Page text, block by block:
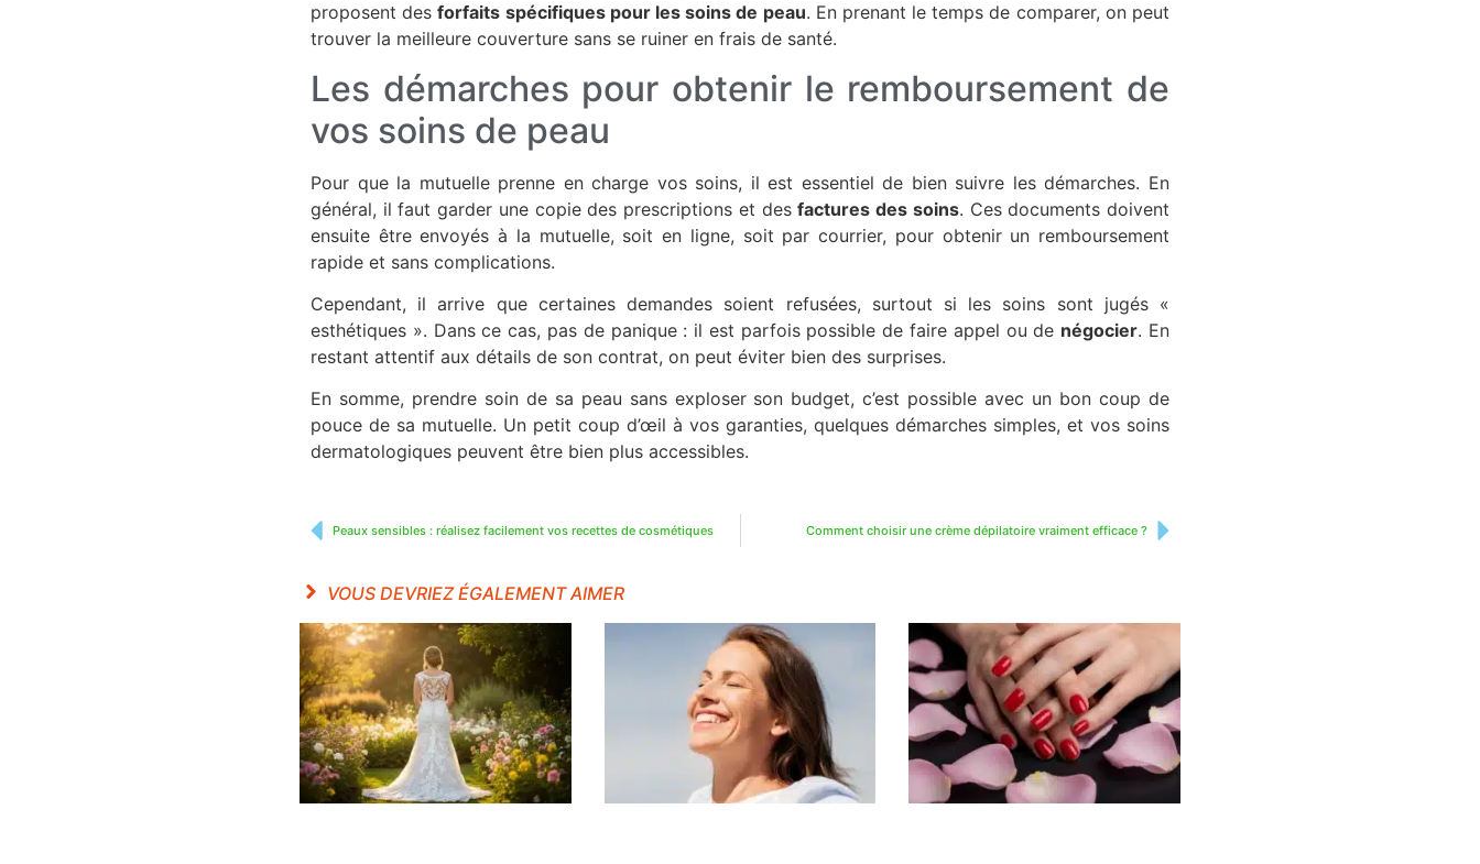
proposent desforfaits spécifiques pour les soins de peau. En prenant le temps de comparer, on peut
trouver la meilleure couverture sans se ruiner en frais de santé.
Les démarches pour obtenir le remboursement de
vos soins de peau
Pour que la mutuelle prenne en charge vos soins, il est essentiel de bien suivre les démarches. En
général, il faut garder une copie des prescriptions et desfactures des soins. Ces documents doivent
ensuite être envoyés à la mutuelle, soit en ligne, soit par courrier, pour obtenir un remboursement
rapide et sans complications.
Cependant, il arrive que certaines demandes soient refusées, surtout si les soins sont jugés «
esthétiques ». Dans ce cas, pas de panique : il est parfois possible de faire appel ou de négocier. En
restant attentif aux détails de son contrat, on peut éviter bien des surprises.
En somme, prendre soin de sa peau sans exploser son budget, c’est possible avec un bon coup de
pouce de sa mutuelle. Un petit coup d’œil à vos garanties, quelques démarches simples, et vos soins
dermatologiques peuvent être bien plus accessibles.
Peaux sensibles : réalisez facilement vos recettes de cosmétiques Comment choisir une crème dépilatoire vraiment efficace ?
VOUS DEVRIEZ ÉGALEMENT AIMER